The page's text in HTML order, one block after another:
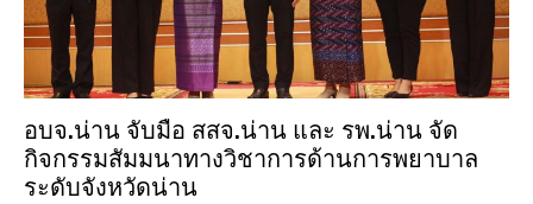
อบจ.น่าน จับมือ สสจ.น่าน และ รพ.น่าน จัด
กิจกรรมสัมมนาทางวิชาการด้านการพยาบาล
ระดับจังหวัดน่าน